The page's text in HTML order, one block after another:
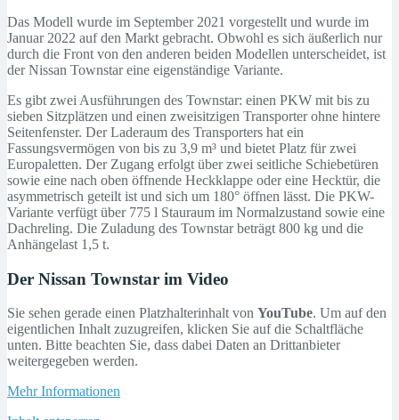
Das Modell wurde im September 2021 vorgestellt und wurde im
Januar 2022 auf den Markt gebracht. Obwohl es sich äußerlich nur
durch die Front von den anderen beiden Modellen unterscheidet, ist
der Nissan Townstar eine eigenständige Variante.
Es gibt zwei Ausführungen des Townstar: einen PKW mit bis zu
sieben Sitzplätzen und einen zweisitzigen Transporter ohne hintere
Seitenfenster. Der Laderaum des Transporters hat ein
Fassungsvermögen von bis zu 3,9 m³ und bietet Platz für zwei
Europaletten. Der Zugang erfolgt über zwei seitliche Schiebetüren
sowie eine nach oben öffnende Heckklappe oder eine Hecktür, die
asymmetrisch geteilt ist und sich um 180° öffnen lässt. Die PKW-
Variante verfügt über 775 l Stauraum im Normalzustand sowie eine
Dachreling. Die Zuladung des Townstar beträgt 800 kg und die
Anhängelast 1,5 t.
Der Nissan Townstar im Video
Sie sehen gerade einen Platzhalterinhalt von YouTube. Um auf den
eigentlichen Inhalt zuzugreifen, klicken Sie auf die Schaltfläche
unten. Bitte beachten Sie, dass dabei Daten an Drittanbieter
weitergegeben werden.
Mehr Informationen